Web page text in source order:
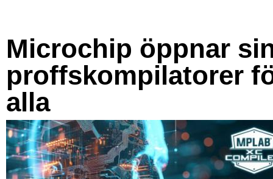
Microchip öppnar
proffskompilatorer
alla